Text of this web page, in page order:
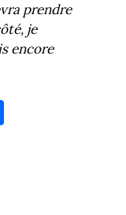
prendre
je
encore
Pa
rt